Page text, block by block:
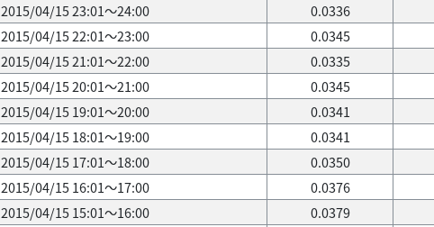
2015/04/15 23:01～24:00
0.0336
2015/04/15 22:01～23:00
0.0345
2015/04/15 21:01～22:00
0.0335
2015/04/15 20:01～21:00
0.0345
2015/04/15 19:01～20:00
0.0341
2015/04/15 18:01～19:00
0.0341
2015/04/15 17:01～18:00
0.0350
2015/04/15 16:01～17:00
0.0376
2015/04/15 15:01～16:00
0.0379